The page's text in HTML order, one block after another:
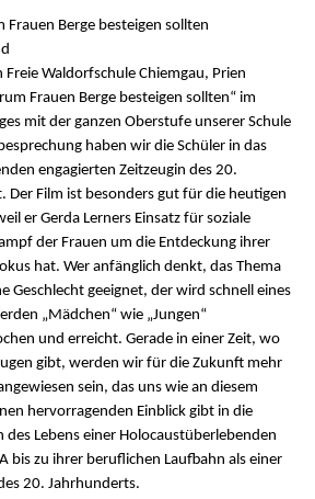
Berge besteigen sollten
Waldorfschule Chiemgau, Prien
Frauen Berge besteigen sollten“ im
mit der ganzen Oberstufe unserer Schule
haben wir die Schüler in das
engagierten Zeitzeugin des 20.
Der Film ist besonders gut für die heutigen
er Gerda Lerners Einsatz für soziale
der Frauen um die Entdeckung ihrer
hat. Wer anfänglich denkt, das Thema
Geschlecht geeignet, der wird schnell eines
„Mädchen“ wie „Jungen“
und erreicht. Gerade in einer Zeit, wo
gibt, werden wir für die Zukunft mehr
sein, das uns wie an diesem
hervorragenden Einblick gibt in die
des Lebens einer Holocaustüberlebenden
bis zu ihrer beruflichen Laufbahn als einer
20. Jahrhunderts.